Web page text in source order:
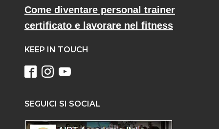
Come diventare personal trainer
certificato e lavorare nel fitness
KEEP IN TOUCH
SEGUICI SI SOCIAL